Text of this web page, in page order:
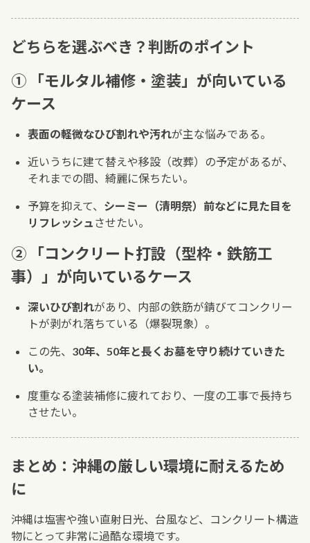
どちらを選ぶべき？判断のポイント
① 「モルタル補修・塗装」が向いている
ケース
表面の軽微なひび割れや汚れが主な悩みである。
近いうちに建て替えや移設（改葬）の予定があるが、
それまでの間、綺麗に保ちたい。
予算を抑えて、 シーミー（清明祭）前などに見た目を
リフレッシュ させたい。
② 「コンクリート打設（型枠・鉄筋工
事）」が向いているケース
深いひび割れがあり、内部の鉄筋が錆びてコンクリー
トが剥がれ落ちている（爆裂現象）。
この先、 30年、50年と長くお墓を守り続けていきた
い。
度重なる塗装補修に疲れており、一度の工事で長持ち
させたい。
まとめ：沖縄の厳しい環境に耐えるため
に
沖縄は塩害や強い直射日光、台風など、コンクリート構造
物にとって非常に過酷な環境です。